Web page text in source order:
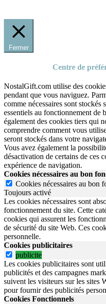
Fermer
Centre de
NostalGift.com utilise des
pendant que vous naviguez.
comme nécessaires sont
essentiels au fonctionnement de
également des cookies tiers qui
comprendre comment vous
seront stockés dans votre
Vous avez également la
désactivation de certains de ces
expérience de navigation.
Cookies nécessaires au bon
Cookies nécessaires au bon
Toujours activé
Les cookies nécessaires sont
fonctionnement du site. Cette
cookies qui assurent les
de sécurité du site Web. Ces
personnelle.
Cookies publicitaires
publicite
Les cookies publicitaires sont
publicités et des campagnes
suivent les visiteurs sur les sites
pour fournir des publicités
Cookies Fonctionnels